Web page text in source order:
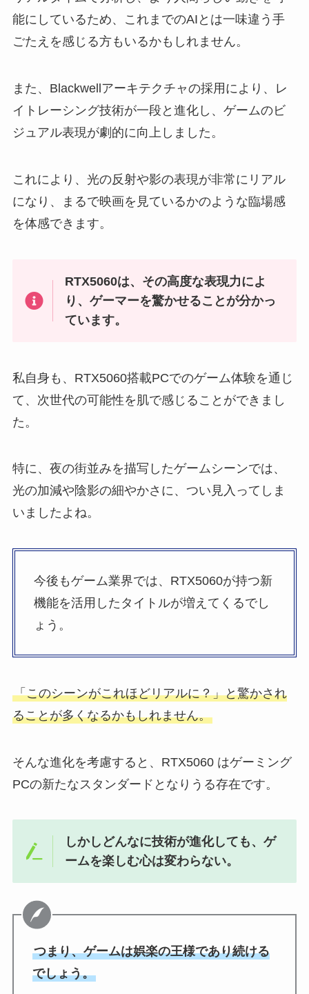
能にしているため、これまでのAIとは一味違う手
ごたえを感じる方もいるかもしれません。
また、Blackwellアーキテクチャの採用により、レ
イトレーシング技術が一段と進化し、ゲームのビ
ジュアル表現が劇的に向上しました。
これにより、光の反射や影の表現が非常にリアル
になり、まるで映画を見ているかのような臨場感
を体感できます。
RTX5060は、その高度な表現力によ
り、ゲーマーを驚かせることが分かっ
ています。
私自身も、RTX5060搭載PCでのゲーム体験を通じ
て、次世代の可能性を肌で感じることができまし
た。
特に、夜の街並みを描写したゲームシーンでは、
光の加減や陰影の細やかさに、つい見入ってしま
いましたよね。
今後もゲーム業界では、RTX5060が持つ新
機能を活用したタイトルが増えてくるでし
ょう。
「このシーンがこれほどリアルに？」と驚かされ
ることが多くなるかもしれません。
そんな進化を考慮すると、RTX5060 はゲーミング
PCの新たなスタンダードとなりうる存在です。
しかしどんなに技術が進化しても、ゲ
ームを楽しむ心は変わらない。
つまり、ゲームは娯楽の王様であり続ける
でしょう。